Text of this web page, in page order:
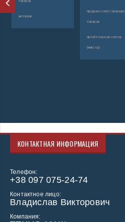
автокран
продажа сопутствующих
товаров
автобетоносмеситель
(миксер)
КОНТАКТНАЯ ИНФОРМАЦИЯ
Телефон:
+38 097 075-24-74
Контактное лицо:
Владислав Викторович
Компания: